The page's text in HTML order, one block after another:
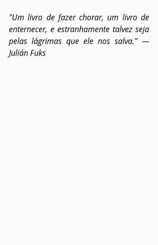
"Um livro de fazer chorar, um livro de
enternecer, e estranhamente talvez seja
pelas lágrimas que ele nos salva." —
Julián Fuks